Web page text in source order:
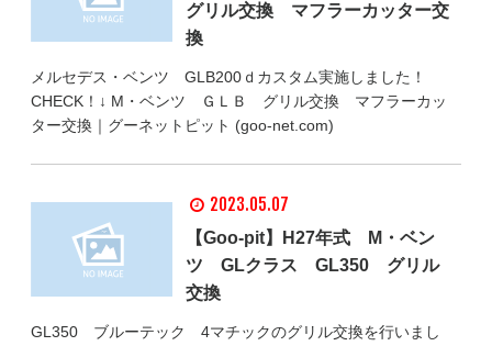
グリル交換 マフラーカッター交
換
メルセデス・ベンツ GLB200ｄカスタム実施しました！
CHECK！↓ M・ベンツ ＧＬＢ グリル交換 マフラーカッ
ター交換｜グーネットピット (goo-net.com)
2023.05.07
【Goo-pit】H27年式 M・ベン
ツ GLクラス GL350 グリル
交換
GL350 ブルーテック 4マチックのグリル交換を行いまし